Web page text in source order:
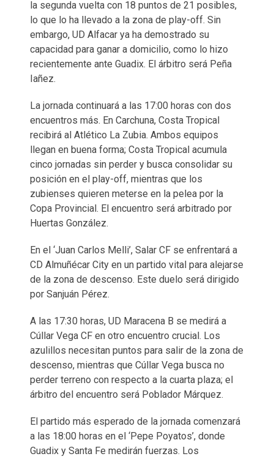
la segunda vuelta con 18 puntos de 21 posibles,
lo que lo ha llevado a la zona de play-off. Sin
embargo, UD Alfacar ya ha demostrado su
capacidad para ganar a domicilio, como lo hizo
recientemente ante Guadix. El árbitro será Peña
Iañez.
La jornada continuará a las 17:00 horas con dos
encuentros más. En Carchuna, Costa Tropical
recibirá al Atlético La Zubia. Ambos equipos
llegan en buena forma; Costa Tropical acumula
cinco jornadas sin perder y busca consolidar su
posición en el play-off, mientras que los
zubienses quieren meterse en la pelea por la
Copa Provincial. El encuentro será arbitrado por
Huertas González.
En el ‘Juan Carlos Melli’, Salar CF se enfrentará a
CD Almuñécar City en un partido vital para alejarse
de la zona de descenso. Este duelo será dirigido
por Sanjuán Pérez.
A las 17:30 horas, UD Maracena B se medirá a
Cúllar Vega CF en otro encuentro crucial. Los
azulillos necesitan puntos para salir de la zona de
descenso, mientras que Cúllar Vega busca no
perder terreno con respecto a la cuarta plaza; el
árbitro del encuentro será Poblador Márquez.
El partido más esperado de la jornada comenzará
a las 18:00 horas en el ‘Pepe Poyatos’, donde
Guadix y Santa Fe medirán fuerzas. Los